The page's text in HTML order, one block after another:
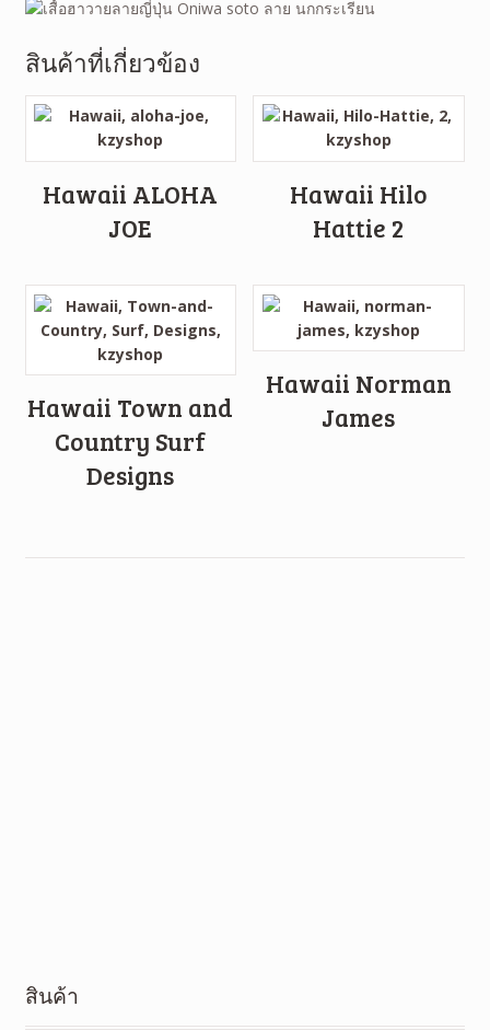
สินค้าที่เกี่ยวข้อง
Hawaii ALOHA
JOE
Hawaii Hilo
Hattie 2
Hawaii Town and
Country Surf
Designs
Hawaii Norman
James
สินค้า